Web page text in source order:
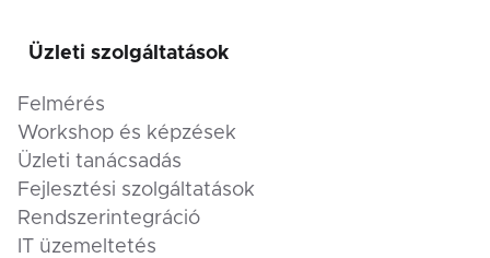
Üzleti szolgáltatások
Felmérés
Workshop és képzések
Üzleti tanácsadás
Fejlesztési szolgáltatások
Rendszerintegráció
IT üzemeltetés